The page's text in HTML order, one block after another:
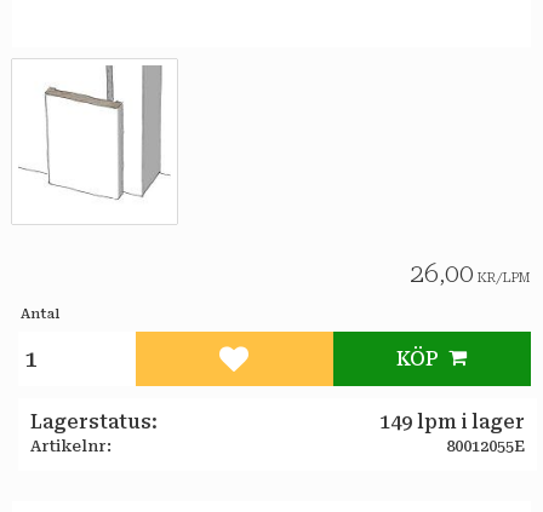
26,00 KR/LPM
Antal
KÖP
Lägg till i favoriter
Lagerstatus 149 lpm i lager
Artikelnr 80012055E